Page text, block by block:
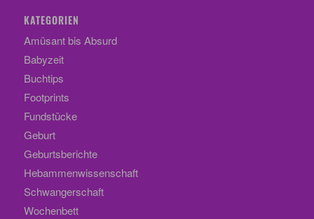
KATEGORIEN
Amüsant bis Absurd
Babyzeit
Buchtips
Footprints
Fundstücke
Geburt
Geburtsberichte
Hebammenwissenschaft
Schwangerschaft
Wochenbett